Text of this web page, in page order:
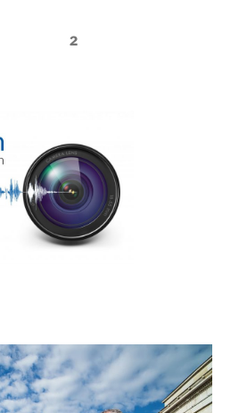
Seite2